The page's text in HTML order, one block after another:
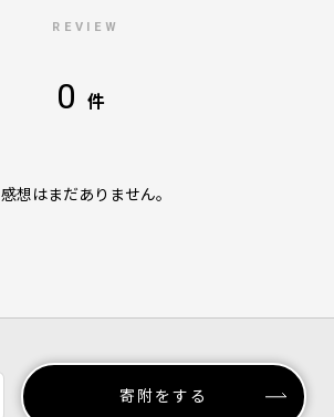
REVIEW
0 件
感想はまだありません。
寄附をする